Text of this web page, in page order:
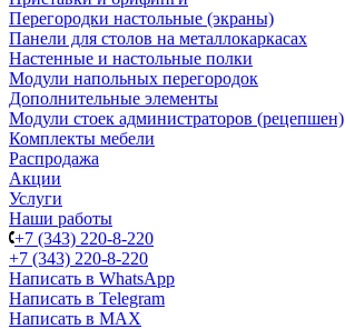
Перегородки настольные (экраны)
Панели для столов на металлокаркасах
Настенные и настольные полки
Модули напольных перегородок
Дополнительные элементы
Модули стоек администраторов (рецепшен)
Комплекты мебели
Распродажа
Акции
Услуги
Наши работы
+7 (343) 220-8-220
+7 (343) 220-8-220
Написать в WhatsApp
Написать в Telegram
Написать в MAX